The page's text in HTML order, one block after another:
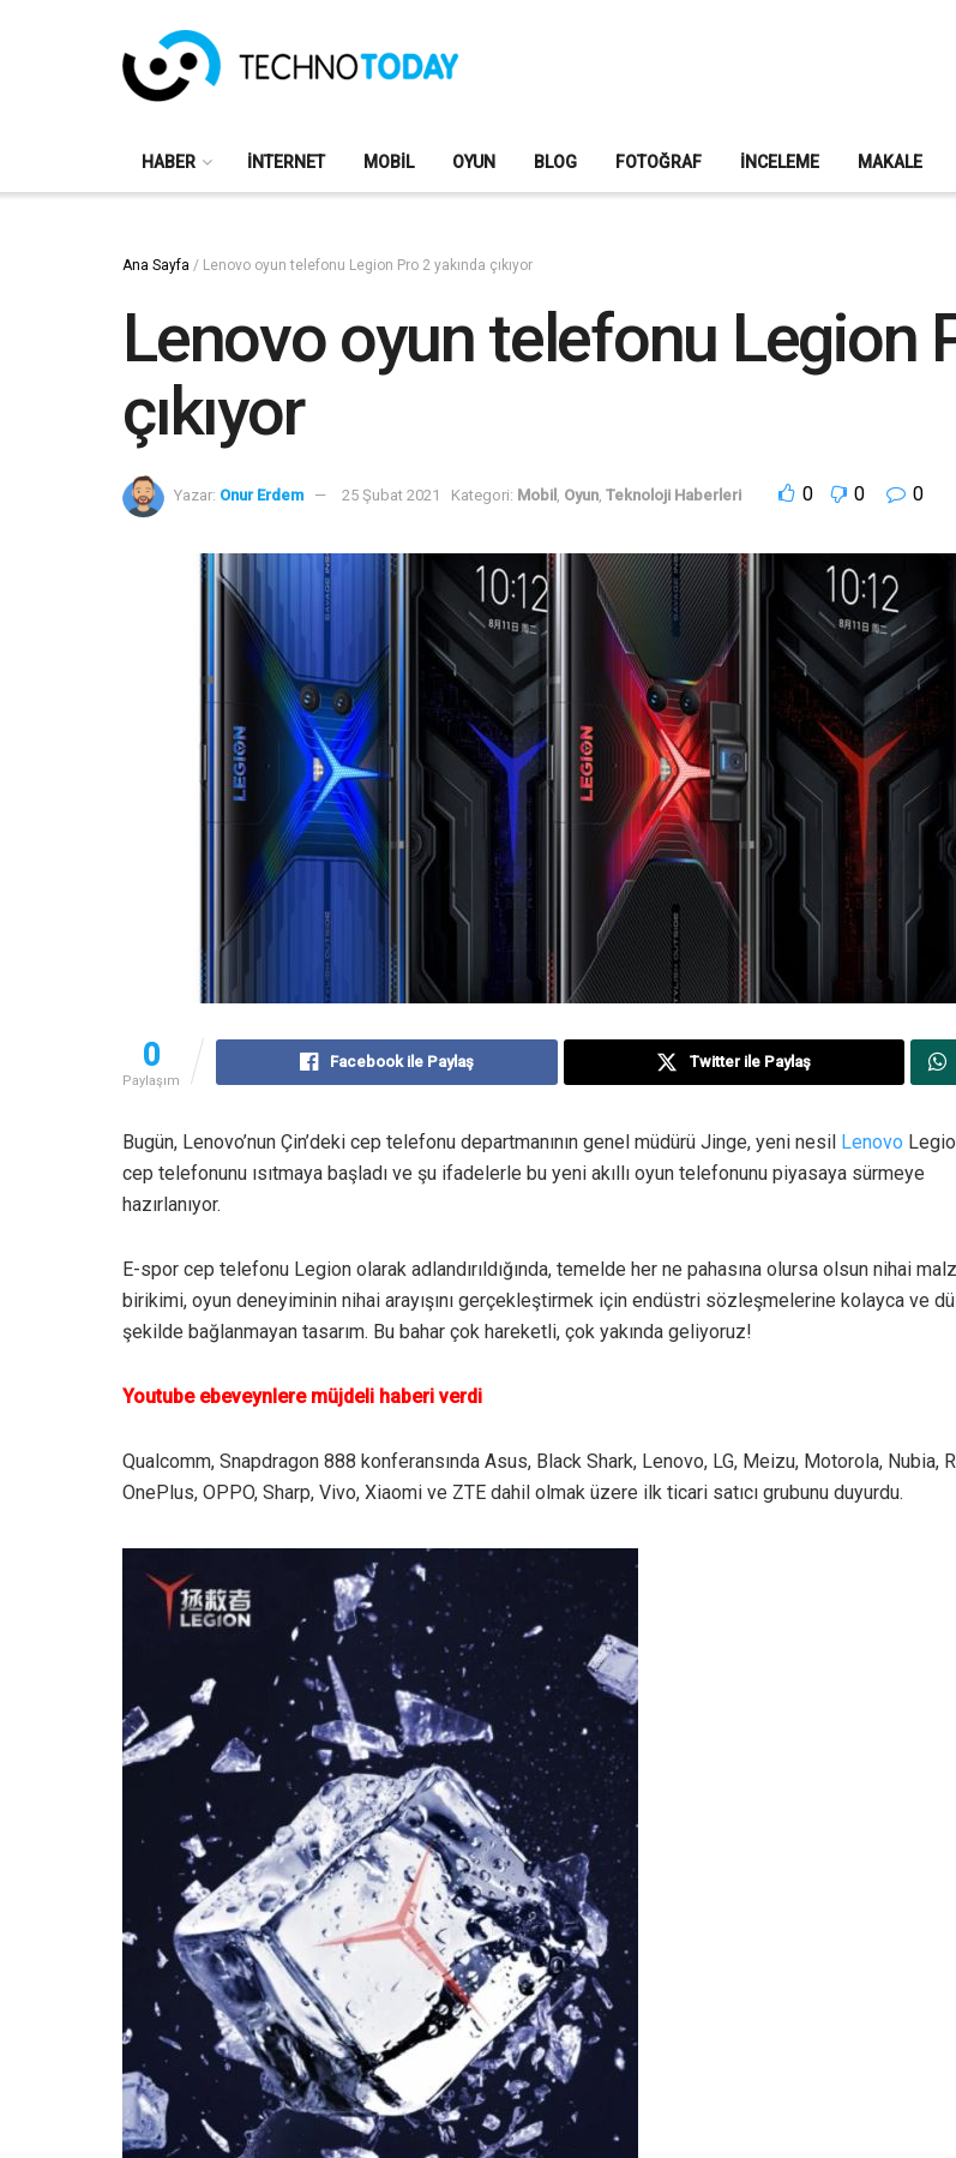
HABER İNTERNET MOBIL OYUN BLOG FOTOĞRAF İNCELEME MAKALE
Ana Sayfa / Lenovo oyun telefonu Legion Pro 2 yakında çıkıyor
Lenovo oyun telefonu Legion
çıkıyor
Yazar: Onur Erdem 25 Şubat 2021 Kategori: Mobil , Oyun, Teknoloji Haberleri 0 0 0
0
Paylaşım
Facebook ile Paylaş Twitter ile Paylaş
Bugün, Lenovo’nun Çin’deki cep telefonu departmanının genel müdürü Jinge, yeni nesil Lenovo
cep telefonunu ısıtmaya başladı ve şu ifadelerle bu yeni akıllı oyun telefonunu piyasaya sürmeye
hazırlanıyor.
E-spor cep telefonu Legion olarak adlandırıldığında, temelde her ne pahasına olursa olsun nihai
birikimi, oyun deneyiminin nihai arayışını gerçekleştirmek için endüstri sözleşmelerine kolayca ve
şekilde bağlanmayan tasarım. Bu bahar çok hareketli, çok yakında geliyoruz!
Youtube ebeveynlere müjdeli haberi verdi
Qualcomm, Snapdragon 888 konferansında Asus, Black Shark, Lenovo, LG, Meizu, Motorola, Nubia,
OnePlus, OPPO, Sharp, Vivo, Xiaomi ve ZTE dahil olmak üzere ilk ticari satıcı grubunu duyurdu.